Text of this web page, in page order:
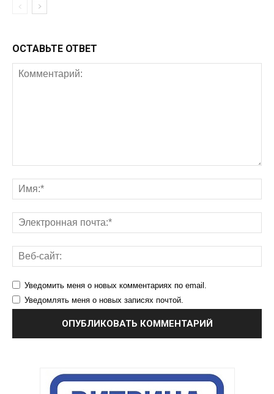
ОСТАВЬТЕ ОТВЕТ
Уведомить меня о новых комментариях по email.
Уведомлять меня о новых записях почтой.